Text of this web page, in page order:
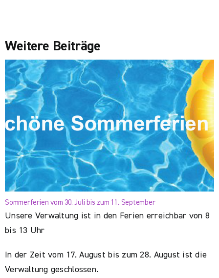
Weitere Beiträge
Sommerferien vom 30. Juli bis zum 11. September
Unsere Verwaltung ist in den Ferien erreichbar von 8
bis 13 Uhr
In der Zeit vom 17. August bis zum 28. August ist die
Verwaltung geschlossen.